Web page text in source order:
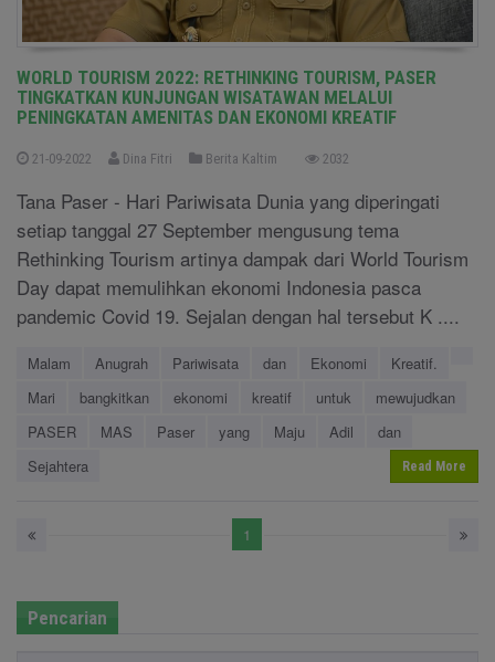
WORLD TOURISM 2022: RETHINKING TOURISM, PASER
TINGKATKAN KUNJUNGAN WISATAWAN MELALUI
PENINGKATAN AMENITAS DAN EKONOMI KREATIF
21-09-2022 Dina Fitri Berita Kaltim 2032
Tana Paser - Hari Pariwisata Dunia yang diperingati
setiap tanggal 27 September mengusung tema
Rethinking Tourism artinya dampak dari World Tourism
Day dapat memulihkan ekonomi Indonesia pasca
pandemic Covid 19. Sejalan dengan hal tersebut K ....
Malam Anugrah Pariwisata dan Ekonomi
Kreatif.
Mari
bangkitkan ekonomi kreatif untuk
mewujudkan
PASER
MAS Paser yang Maju Adil
dan
Sejahtera
Read More
1
Pencarian